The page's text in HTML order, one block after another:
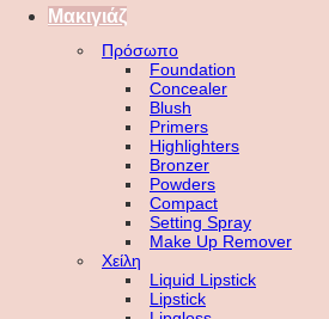
Μακιγιάζ
Πρόσωπο
Foundation
Concealer
Blush
Primers
Highlighters
Bronzer
Powders
Compact
Setting Spray
Make Up Remover
Χείλη
Liquid Lipstick
Lipstick